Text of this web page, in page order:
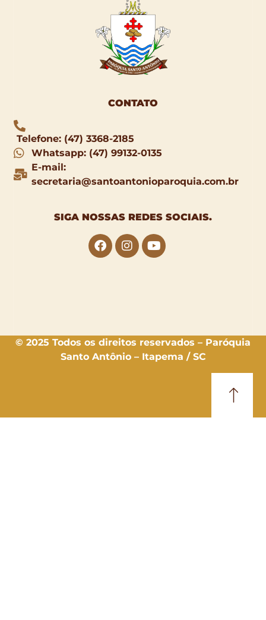
CONTATO
Telefone: (47) 3368-2185
Whatsapp: (47) 99132-0135
E-mail:
secretaria@santoantonioparoquia.com.br
SIGA NOSSAS REDES SOCIAIS.
© 2025 Todos os direitos reservados – Paróquia
Santo Antônio – Itapema / SC